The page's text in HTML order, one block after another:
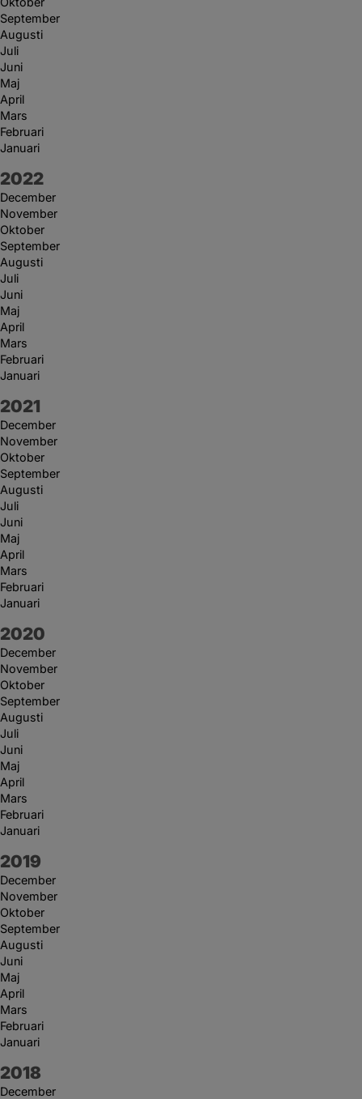
September
Augusti
Juli
Juni
Maj
April
Mars
Februari
Januari
År:
2022
December
November
Oktober
September
Augusti
Juli
Juni
Maj
April
Mars
Februari
Januari
År:
2021
December
November
Oktober
September
Augusti
Juli
Juni
Maj
April
Mars
Februari
Januari
År:
2020
December
November
Oktober
September
Augusti
Juli
Juni
Maj
April
Mars
Februari
Januari
År:
2019
December
November
Oktober
September
Augusti
Juni
Maj
April
Mars
Februari
Januari
År:
2018
December